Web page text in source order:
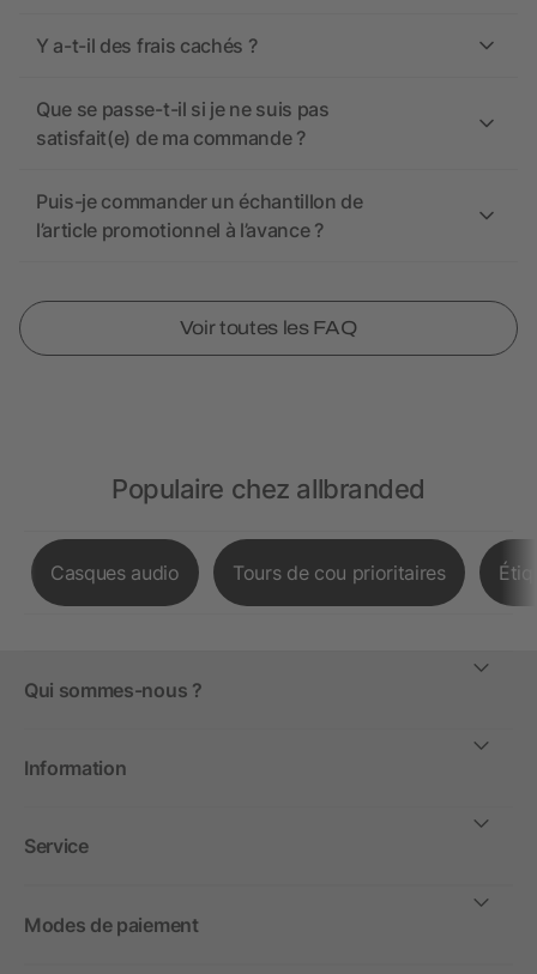
Y a-t-il des frais cachés ?
Que se passe-t-il si je ne suis pas
satisfait(e) de ma commande ?
Puis-je commander un échantillon de
l’article promotionnel à l’avance ?
Voir toutes les FAQ
Populaire chez allbranded
Casques audio Tours de cou prioritaires
Qui sommes-nous ?
Information
Service
Modes de paiement